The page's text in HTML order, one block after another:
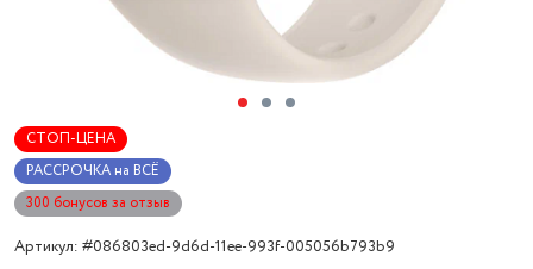
СТОП-ЦЕНА
РАССРОЧКА на ВСЁ
300 бонусов за отзыв
Артикул: #086803ed-9d6d-11ee-993f-005056b793b9